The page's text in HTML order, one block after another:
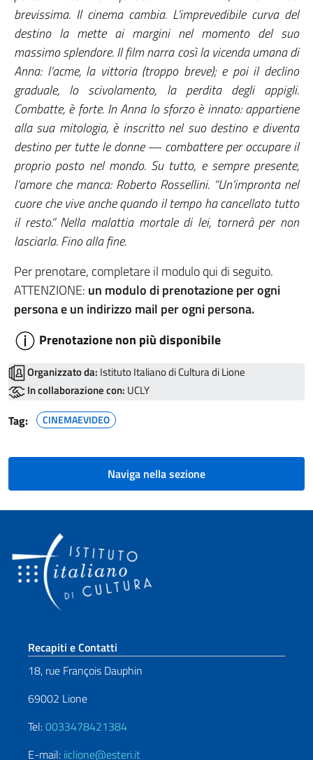
brevissima. Il cinema cambia. L’imprevedibile curva del
destino la mette ai margini nel momento del suo
massimo splendore. Il film narra così la vicenda umana di
Anna: l’acme, la vittoria (troppo breve); e poi il declino
graduale, lo scivolamento, la perdita degli appigli.
Combatte, è forte. In Anna lo sforzo è innato: appartiene
alla sua mitologia, è inscritto nel suo destino e diventa
destino per tutte le donne — combattere per occupare il
proprio posto nel mondo. Su tutto, e sempre presente,
l’amore che manca: Roberto Rossellini. “Un’impronta nel
cuore che vive anche quando il tempo ha cancellato tutto
il resto.” Nella malattia mortale di lei, tornerà per non
lasciarla. Fino alla fine.
Per prenotare, completare il modulo qui di seguito.
ATTENZIONE: un modulo di prenotazione per ogni
persona e un indirizzo mail per ogni persona.
Prenotazione non più disponibile
Organizzato da: Istituto Italiano di Cultura di Lione
In collaborazione con: UCLY
Tag: CINEMAEVIDEO
Naviga nella sezione
Sezione footer
Recapiti e Contatti
18, rue François Dauphin
69002 Lione
Tel:0033478421384
E-mail: iiclione@esteri.it